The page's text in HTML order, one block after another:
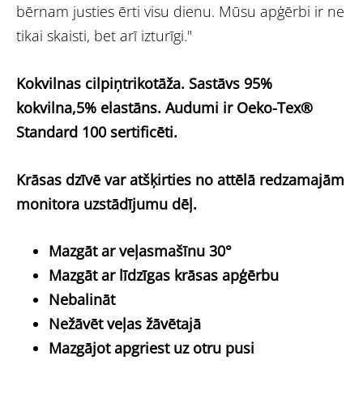
bērnam justies ērti visu dienu. Mūsu apģērbi ir ne
tikai skaisti, bet arī izturīgi."
Kokvilnas cilpiņtrikotāža. Sastāvs 95%
kokvilna,5% elastāns. Audumi ir Oeko-Tex®
Standard 100 sertificēti.
Krāsas dzīvē var atšķirties no attēlā redzamajām
monitora uzstādījumu dēļ.
Mazgāt ar veļasmašīnu 30°
Mazgāt ar līdzīgas krāsas apģērbu
Nebalināt
Nežāvēt veļas žāvētajā
Mazgājot apgriest uz otru pusi